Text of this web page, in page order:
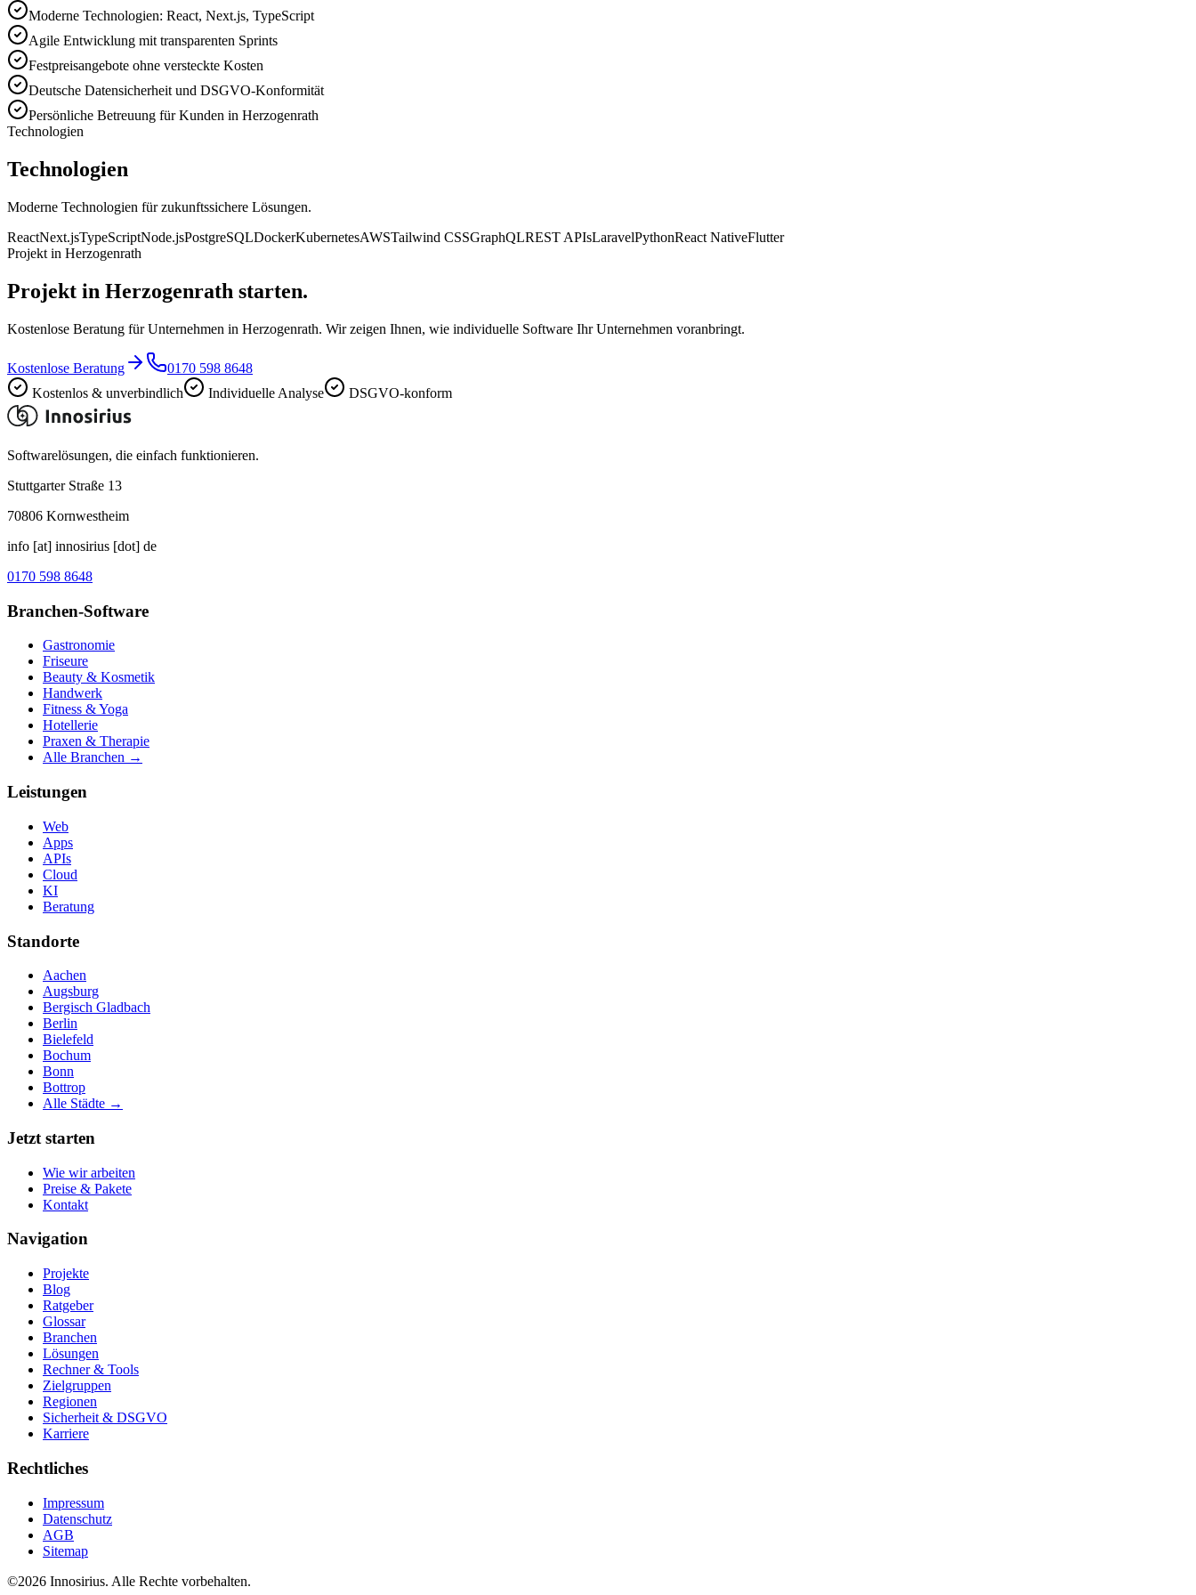
Moderne Technologien: React, Next.js, TypeScript
Agile Entwicklung mit transparenten Sprints
Festpreisangebote ohne versteckte Kosten
Deutsche Datensicherheit und DSGVO-Konformität
Persönliche Betreuung für Kunden in Herzogenrath
Technologien
Technologien
Moderne Technologien für zukunftssichere Lösungen.
ReactNext.jsTypeScriptNode.jsPostgreSQLDockerKubernetesAWSTailwind CSSGraphQLREST APIsLaravelPythonReact NativeFlutter
Projekt in Herzogenrath
Projekt in Herzogenrath starten.
Kostenlose Beratung für Unternehmen in Herzogenrath. Wir zeigen Ihnen, wie individuelle Software Ihr Unternehmen voranbringt.
Kostenlose Beratung
0170 598 8648
Kostenlos & unverbindlich
Individuelle Analyse DSGVO-konform
Softwarelösungen, die einfach funktionieren.
Stuttgarter Straße 13
70806 Kornwestheim
info [at] innosirius [dot] de
0170 598 8648
Branchen-Software
Gastronomie
Friseure
Beauty & Kosmetik
Handwerk
Fitness & Yoga
Hotellerie
Praxen & Therapie
Alle Branchen →
Leistungen
Web
Apps
APIs
Cloud
KI
Beratung
Standorte
Aachen
Augsburg
Bergisch Gladbach
Berlin
Bielefeld
Bochum
Bonn
Bottrop
Alle Städte →
Jetzt starten
Wie wir arbeiten
Preise & Pakete
Kontakt
Navigation
Projekte
Blog
Ratgeber
Glossar
Branchen
Lösungen
Rechner & Tools
Zielgruppen
Regionen
Sicherheit & DSGVO
Karriere
Rechtliches
Impressum
Datenschutz
AGB
Sitemap
©2026 Innosirius. Alle Rechte vorbehalten.